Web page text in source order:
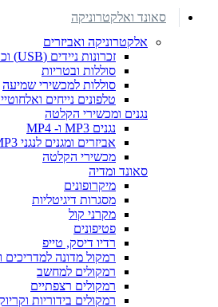
סאונד ואלקטרוניקה
אלקטרוניקה ואביזרים
זכרונות ניידים (USB) וכרטיסי זיכרון
סוללות ובטריות
סוללות למכשירי שמיעה
טלפונים נייחים
נגנים ומכשירי הקלטה
נגנים MP3 ו- MP4
אביזרים ומגנים לנגני MP3 ו- MP4
מכשירי הקלטה
סאונד ומדיה
מיקרופונים
מסגרות דיגיטליות
מקרני קול
פטיפונים
רדיו דיסק, טייפ
רמקול מדונה למדריכים
רמקולים למחשב
רמקולים רצפתיים
רמקולים בידוריות